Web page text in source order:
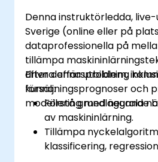
Utvärdera etiska
bästa praxis vid AI-
Denna instruktörledda,
Sverige (online eller på
dataprofessionella på
tillämpa
drivna affärsproblem,
försäljningsprognoser och
modellering med neurala
Efter denna utbildning
kunna:
Förstå grundläggande
av maskininlärning.
Tillämpa
klassificering,